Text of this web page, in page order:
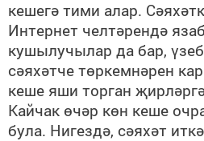
кешегә тими алар.
Интернет челтәрендә
кушылучылар да бар,
сәяхәтче төркемнәрен
кеше яши торган
Кайчак өчәр көн кеше
була. Нигездә, сәяхәт